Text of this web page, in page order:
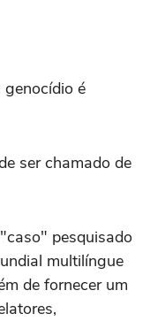
genocídio é
ser chamado de
pesquisado
multilíngue
de fornecer um